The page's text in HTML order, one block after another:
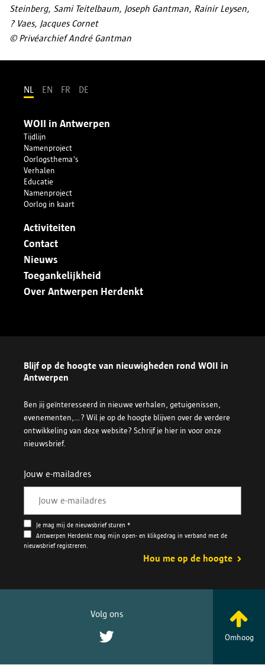
Steinberg, Sami Teitelbaum, Joseph Gantman, Rainir Leysen,
? Vaes, Jacques Cornet
© Privéarchief André Gantman
NL EN FR DE
WOII in Antwerpen
Tijdlijn
Namenproject
Oorlogsthema's
Verhalen
Educatie
Namenproject
Oorlog in kaart
Activiteiten
Contact
Nieuws
Toegankelijkheid
Over Antwerpen Herdenkt
Blijf op de hoogte van nieuwigheden rond WOII in
Antwerpen
Ben jij geïnteresseerd in nieuwe verhalen, getuigenissen,
evenementen,...? Wil je op de hoogte blijven over de verdere
ontwikkeling van deze website? Schrijf je hier in voor onze
nieuwsbrief.
Jouw e-mailadres
Je mag mij de nieuwsbrief sturen *
Antwerpen Herdenkt mag mijn open- en klikgedrag in verband met de
nieuwsbrief registreren.
Hou me op de hoogte
Volg ons
Twitter Omhoog